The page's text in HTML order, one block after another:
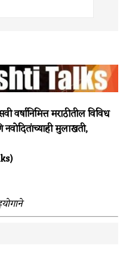
वर्षानिमित्त मराठीतील विविध
नवोदितांच्याही मुलाखती,